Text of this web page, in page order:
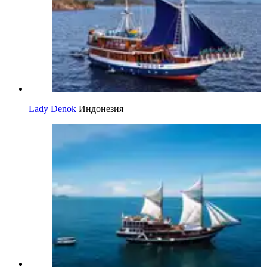
Lady Denok Индонезия